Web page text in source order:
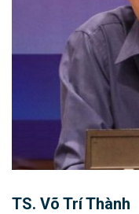
TS. Võ Trí Thành